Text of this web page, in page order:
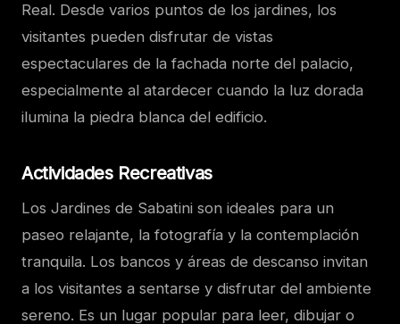
Real. Desde varios puntos de los jardines, los
visitantes pueden disfrutar de vistas
espectaculares de la fachada norte del palacio,
especialmente al atardecer cuando la luz dorada
ilumina la piedra blanca del edificio.
Actividades Recreativas
Los Jardines de Sabatini son ideales para un
paseo relajante, la fotografía y la contemplación
tranquila. Los bancos y áreas de descanso invitan
a los visitantes a sentarse y disfrutar del ambiente
sereno. Es un lugar popular para leer, dibujar o